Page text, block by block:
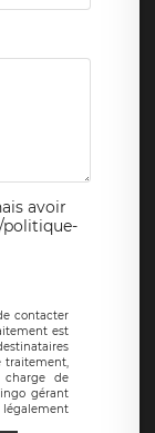
avoir
politique-
contacter
est
traitement,
de
gérant
du